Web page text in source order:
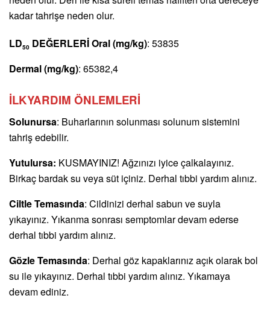
kadar tahrişe neden olur.
LD50 DEĞERLERİ Oral (mg/kg): 53835
Dermal (mg/kg): 65382,4
İLKYARDIM ÖNLEMLERİ
Solunursa: Buharlarının solunması solunum sistemini
tahriş edebilir.
Yutulursa: KUSMAYINIZ! Ağzınızı iyice çalkalayınız.
Birkaç bardak su veya süt içiniz. Derhal tıbbi yardım alınız.
Ciltle Temasında: Cildinizi derhal sabun ve suyla
yıkayınız. Yıkanma sonrası semptomlar devam ederse
derhal tıbbi yardım alınız.
Gözle Temasında: Derhal göz kapaklarınız açık olarak bol
su ile yıkayınız. Derhal tıbbi yardım alınız. Yıkamaya
devam ediniz.